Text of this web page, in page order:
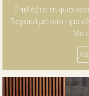
Επιλέξτε τη
Beyond με σύστημα
Με